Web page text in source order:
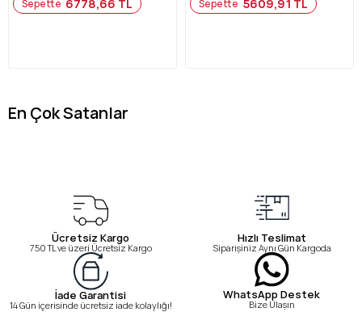
Sepette 6778,66 TL Sepette 5609,91 TL
En Çok Satanlar
Ücretsiz Kargo
750 TL ve üzeri Ücretsiz Kargo
Hızlı Teslimat
Siparişiniz Aynı Gün Kargoda
İade Garantisi
14 Gün içerisinde ücretsiz iade kolaylığı!
WhatsApp Destek
Bize Ulaşın